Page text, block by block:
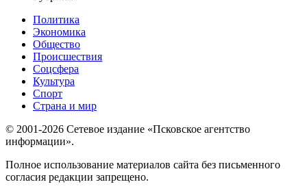
Политика
Экономика
Общество
Происшествия
Соцсфера
Культура
Спорт
Страна и мир
© 2001-2026 Сетевое издание «Псковское агентство
информации».
Полное использование материалов сайта без письменного
согласия редакции запрещено.